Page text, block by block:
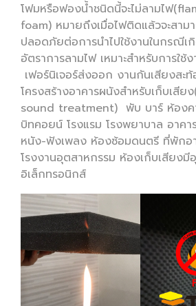
โฟมหรือฟองน้ำชนิดนี้จะไม่ลามไฟ
foam) หมายถึงเมื่อไฟติดแล้วจะสาม
ปลอดภัยต่อการนำไปใช้งานในกรณีเ
อัตราการลามไฟ เหมาะสำหรับการใช้
เฟอร์นิเจอร์ส่งออก งานกันเสียงสะ
โครงสร้างอาคารผนังสำหรับเก็บเสี
sound treatment) พับ บาร์ ห้องคา
บิทคอยน์ โรงแรม โรงพยาบาล อาค
หนัง-ฟังเพลง ห้องซ้อมดนตรี ที่พักอ
โรงงานอุตสาหกรรม ห้องเก็บเสียง
อิเล็กทรอนิกส์